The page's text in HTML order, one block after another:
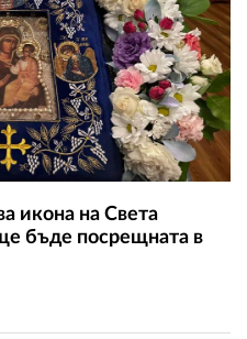
икона на Света
бъде посрещната в